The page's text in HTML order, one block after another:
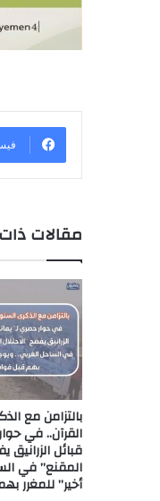
مقالات
بالتزامن مع
القرآن.. في
قبائل
المقنع” في
أخير” للمغرر